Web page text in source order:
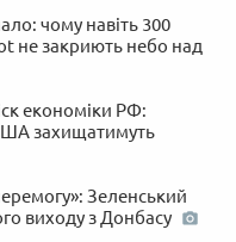
чому навіть 300
не закриють небо над
економіки РФ:
захищатимуть
Зеленський
виходу з Донбасу